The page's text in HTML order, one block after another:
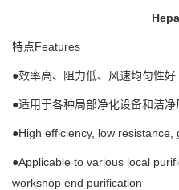
特点Features
●效率高、阻力低、风速均匀性好
●适用于各种局部净化设备和洁
●High efficiency, low resistance,
●Applicable to various local
workshop end purification